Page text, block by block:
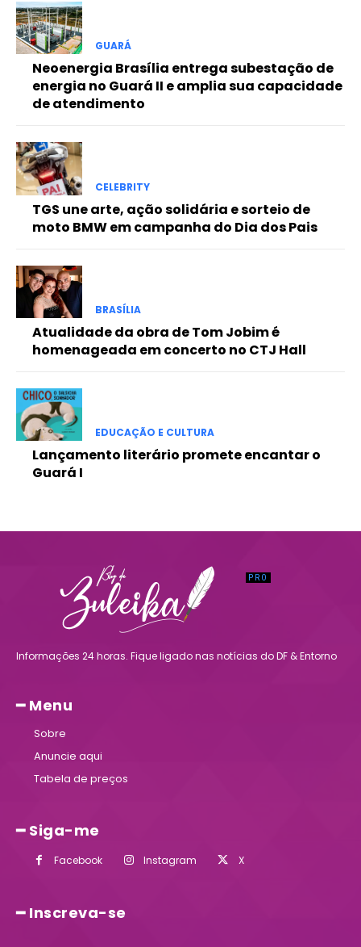
Ut mollis pellentesque tortor
Nullam eu erat condimentum
Donec quis est ac felis
Orci varius natoque dolor
Pro
Full member access:
Etiam est nibh, lobortis sit
Ut mollis pellentesque tortor
Nullam eu erat condimentum
Donec quis est ac felis
Orci varius natoque dolor
GUARÁ
Neoenergia Brasília entrega subestação de
energia no Guará II e amplia sua capacidade
de atendimento
CELEBRITY
TGS une arte, ação solidária e sorteio de
moto BMW em campanha do Dia dos Pais
BRASÍLIA
Atualidade da obra de Tom Jobim é
homenageada em concerto no CTJ Hall
EDUCAÇÃO E CULTURA
Lançamento literário promete encantar o
Guará I
Informações 24 horas. Fique ligado nas notícias do DF & Entorno
━ Menu
Sobre
Anuncie aqui
Tabela de preços
━ Siga-me
Facebook Instagram X
━ Inscreva-se